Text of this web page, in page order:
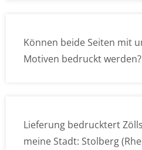
Können beide Seiten mit
Motiven bedruckt werden?
Lieferung bedrucktert
meine Stadt: Stolberg